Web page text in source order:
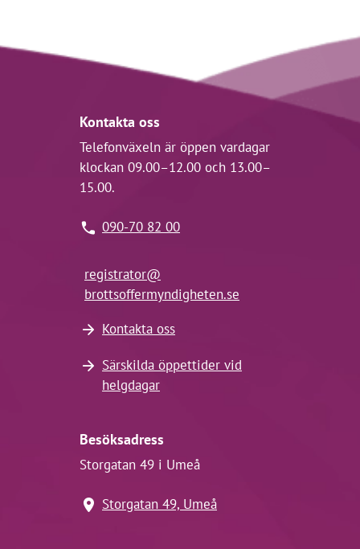
Kontakta oss
Telefonväxeln är öppen vardagar
klockan 09.00–12.00 och 13.00–
15.00.
090-70 82 00
registrator@
brottsoffermyndigheten.se
Kontakta oss
Särskilda öppettider vid
helgdagar
Besöksadress
Storgatan 49 i Umeå
Storgatan 49, Umeå